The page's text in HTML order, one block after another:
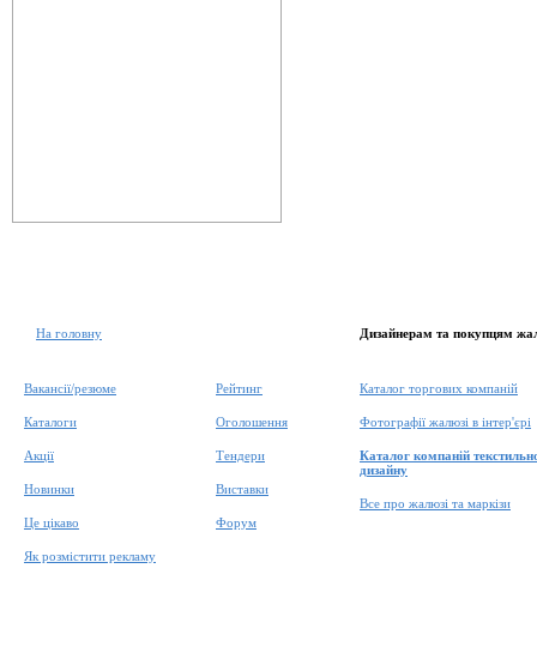
На головну
Вакансії/резюме
Каталоги
Акції
Новинки
Це цікаво
Як розмістити рекламу
Рейтинг
Оголошення
Тендери
Виставки
Форум
Дизайнерам та покупцям
Каталог торгових компаній
Фотографії жалюзі в інтер'єрі
Каталог компаній
дизайну
Все про жалюзі та маркізи